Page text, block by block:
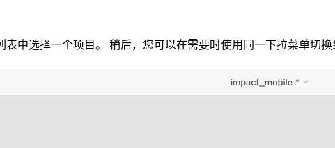
中选择一个项目。 稍后，您可以在需要时使用同一下拉菜单切换